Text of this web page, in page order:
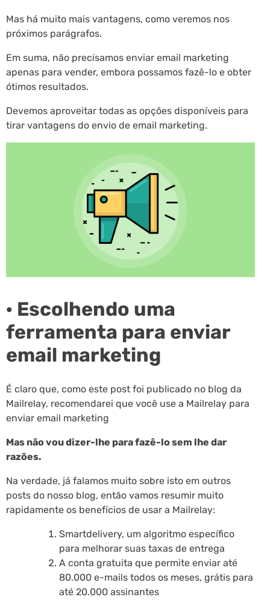
Mas há muito mais vantagens, como veremos nos
próximos parágrafos.
Em suma, não precisamos enviar email marketing
apenas para vender, embora possamos fazê-lo e obter
ótimos resultados.
Devemos aproveitar todas as opções disponíveis para
tirar vantagens do envio de email marketing.
· Escolhendo uma
ferramenta para enviar
email marketing
É claro que, como este post foi publicado no blog da
Mailrelay, recomendarei que você use a Mailrelay para
enviar email marketing
Mas não vou dizer-lhe para fazê-lo sem lhe dar
razões.
Na verdade, já falamos muito sobre isto em outros
posts do nosso blog, então vamos resumir muito
rapidamente os benefícios de usar a Mailrelay:
Smartdelivery, um algoritmo específico
para melhorar suas taxas de entrega
A conta gratuita que permite enviar até
80.000 e-mails todos os meses, grátis para
até 20.000 assinantes